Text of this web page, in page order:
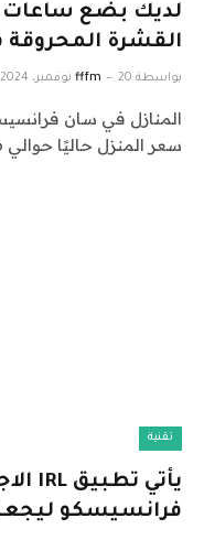
لديك بضع ساعات
القشرة
بواسطة fffm 20 نوفمبر، 2024
المنازل في سان
سعر المنزل حاليًا حوالي 1.26 مليون دولار. ربما لا عجب إذن…
تقنية
فرانسيسكو